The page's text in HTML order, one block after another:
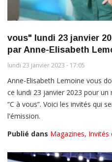
vous" lundi 23 janvier
par Anne-Elisabeth
lundi 23 janvier 2023 - 17:05
Anne-Elisabeth Lemoine vous
ce lundi 23 janvier 2023 pour
“C à vous”. Voici les invités qui
l'émission.
Publié dans Magazines, Invités